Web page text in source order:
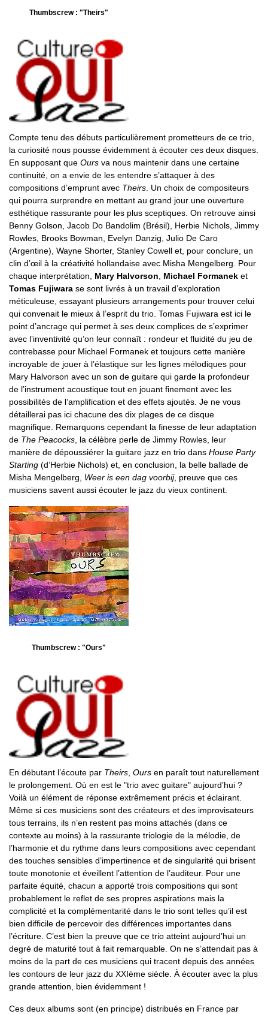
Thumbscrew : "Theirs"
Compte tenu des débuts particulièrement prometteurs de ce trio,
la curiosité nous pousse évidemment à écouter ces deux disques.
En supposant que Ours va nous maintenir dans une certaine
continuité, on a envie de les entendre s’attaquer à des
compositions d’emprunt avec Theirs . Un choix de compositeurs
qui pourra surprendre en mettant au grand jour une ouverture
esthétique rassurante pour les plus sceptiques. On retrouve ainsi
Benny Golson, Jacob Do Bandolim (Brésil), Herbie Nichols, Jimmy
Rowles, Brooks Bowman, Evelyn Danzig, Julio De Caro
(Argentine), Wayne Shorter, Stanley Cowell et, pour conclure, un
clin d’œil à la créativité hollandaise avec Misha Mengelberg. Pour
chaque interprétation, Mary Halvorson Michael Formanek et
Tomas Fujiwara se sont livrés à un travail d’exploration
méticuleuse, essayant plusieurs arrangements pour trouver celui
qui convenait le mieux à l’esprit du trio. Tomas Fujiwara est ici le
point d’ancrage qui permet à ses deux complices de s’exprimer
avec l’inventivité qu’on leur connaît : rondeur et fluidité du jeu de
contrebasse pour Michael Formanek et toujours cette manière
incroyable de jouer à l’élastique sur les lignes mélodiques pour
Mary Halvorson avec un son de guitare qui garde la profondeur
de l’instrument acoustique tout en jouant finement avec les
possibilités de l’amplification et des effets ajoutés. Je ne vous
détaillerai pas ici chacune des dix plages de ce disque
magnifique. Remarquons cependant la finesse de leur adaptation
de The Peacocks , la célèbre perle de Jimmy Rowles, leur
manière de dépoussiérer la guitare jazz en trio dans House Party
Starting (d’Herbie Nichols) et, en conclusion, la belle ballade de
Misha Mengelberg, Weer is een dag voorbij, preuve que ces
musiciens savent aussi écouter le jazz du vieux continent.
Thumbscrew : "Ours"
En débutant l’écoute par Theirs Ours en paraît tout naturellement
le prolongement. Où en est le "trio avec guitare" aujourd’hui ?
Voilà un élément de réponse extrêmement précis et éclairant.
Même si ces musiciens sont des créateurs et des improvisateurs
tous terrains, ils n’en restent pas moins attachés (dans ce
contexte au moins) à la rassurante triologie de la mélodie, de
l’harmonie et du rythme dans leurs compositions avec cependant
des touches sensibles d’impertinence et de singularité qui brisent
toute monotonie et éveillent l’attention de l’auditeur. Pour une
parfaite équité, chacun a apporté trois compositions qui sont
probablement le reflet de ses propres aspirations mais la
complicité et la complémentarité dans le trio sont telles qu’il est
bien difficile de percevoir des différences importantes dans
l’écriture. C’est bien la preuve que ce trio atteint aujourd’hui un
degré de maturité tout à fait remarquable. On ne s’attendait pas à
moins de la part de ces musiciens qui tracent depuis des années
les contours de leur jazz du XXIème siècle. À écouter avec la plus
grande attention, bien évidemment !
Ces deux albums sont (en principe) distribués en France par